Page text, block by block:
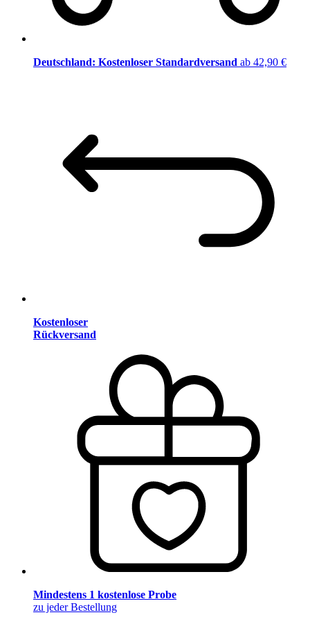
Deutschland: Kostenloser Standardversand ab 42,90 €
Kostenloser
Rückversand
Mindestens 1 kostenlose Probe
zu jeder Bestellung